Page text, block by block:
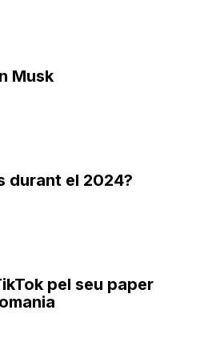
Musk
durant el 2024?
pel seu paper